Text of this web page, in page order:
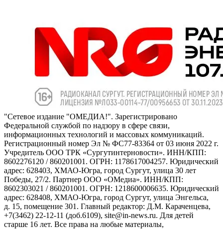
"Сетевое издание "ОМЕДИА!". Зарегистрировано
Федеральной службой по надзору в сфере связи,
информационных технологий и массовых коммуникаций.
Регистрационный номер Эл № ФС77-83364 от 03 июня 2022 г.
Учредитель ООО ТРК «Сургутинтерновости». ИНН/КПП:
8602276120 / 860201001. ОГРН: 1178617004257. Юридический
адрес: 628403, ХМАО-Югра, город Сургут, улица 30 лет
Победы, 27/2. Партнер ООО «ОМедиа». ИНН/КПП:
8602303021 / 860201001. ОГРН: 1218600006635. Юридический
адрес: 628408, ХМАО-Югра, город Сургут, улица Энгельса,
д. 15, помещение 301. Главный редактор: Д.М. Караченцева,
+7(3462) 22-12-11 (доб.6109), site@in-news.ru. Для детей
старше 16 лет. Все права на любые материалы,